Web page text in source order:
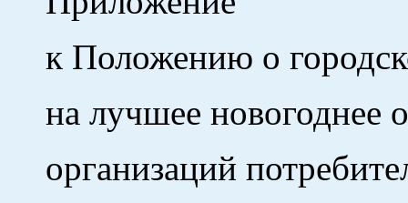
к Положению о
на лучшее новогоднее
организаций